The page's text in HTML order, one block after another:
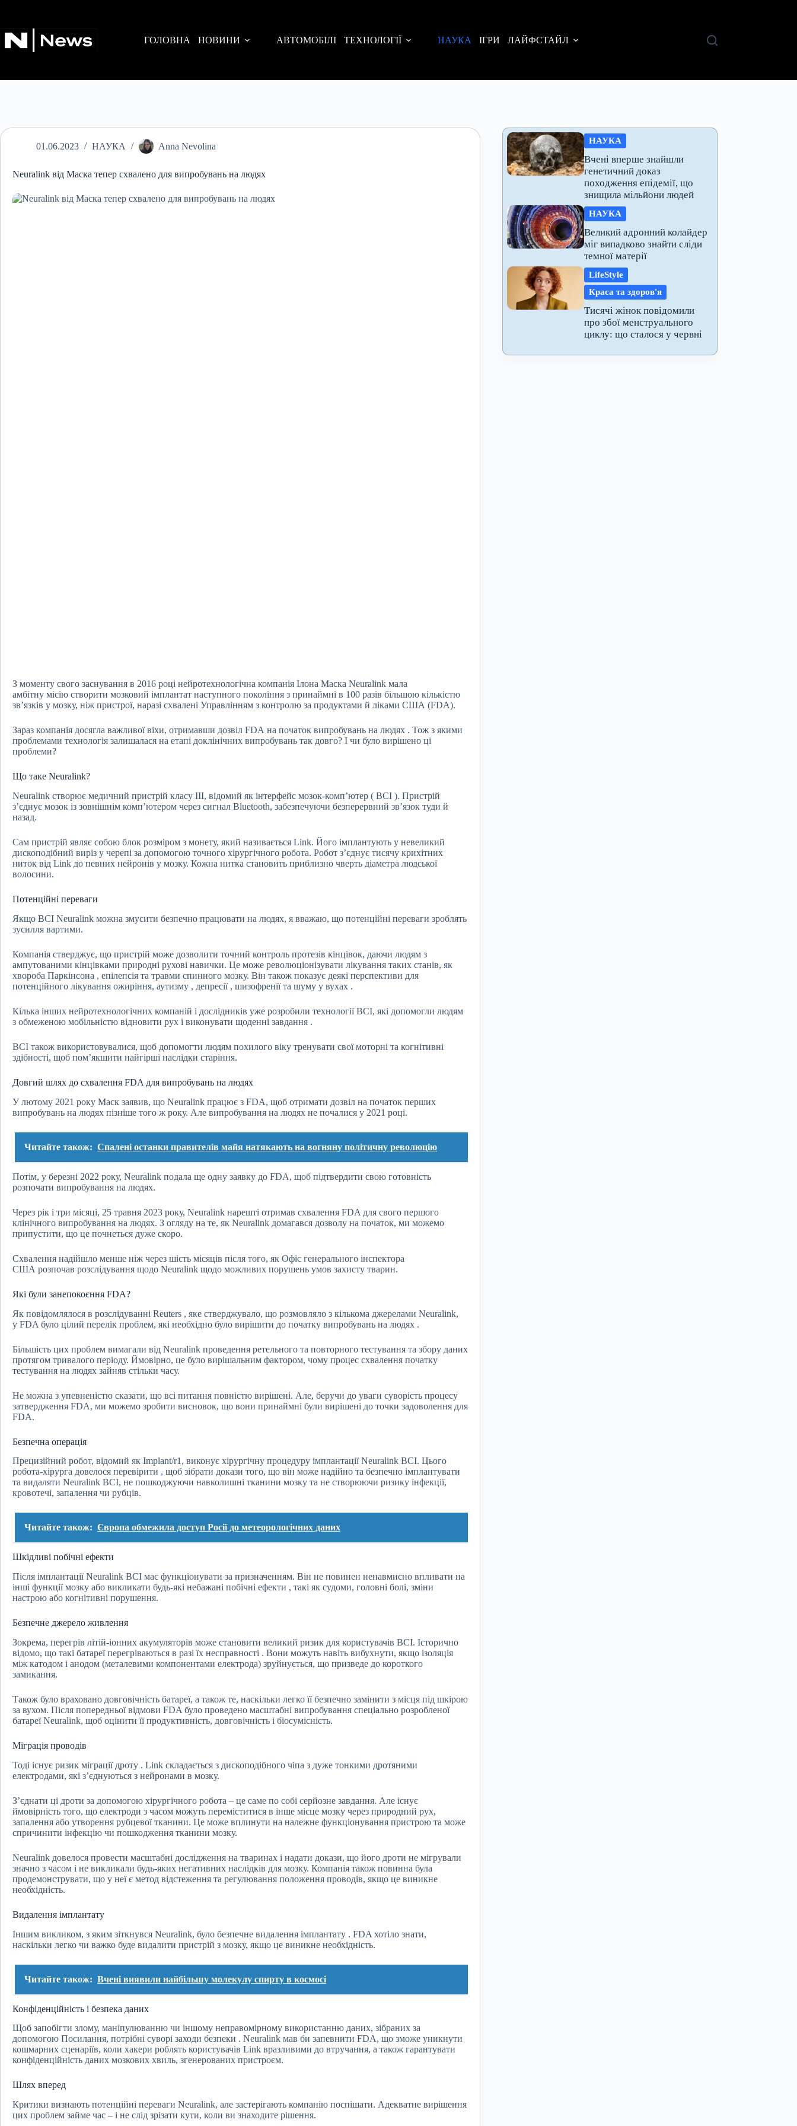
ГОЛОВНА
НОВИНИ АВТОМОБІЛІ ТЕХНОЛОГІЇ НАУКА ІГРИ ЛАЙФСТАЙЛ
01.06.2023 НАУКА Anna Nevolina
Neuralink від Маска тепер схвалено для випробувань на людях
З моменту свого заснування в 2016 році нейротехнологічна компанія Ілона Маска Neuralink мала
амбітну місію створити мозковий імплантат наступного покоління з принаймні в 100 разів більшою кількістю
зв’язків у мозку, ніж пристрої, наразі схвалені Управлінням з контролю за продуктами й ліками США (FDA).
Зараз компанія досягла важливої ​​віхи, отримавши дозвіл FDA на початок випробувань на людях . Тож з якими
проблемами технологія залишалася на етапі доклінічних випробувань так довго? І чи було вирішено ці
проблеми?
Що таке Neuralink?
Neuralink створює медичний пристрій класу III, відомий як інтерфейс мозок-комп’ютер ( BCI ). Пристрій
з’єднує мозок із зовнішнім комп’ютером через сигнал Bluetooth, забезпечуючи безперервний зв’язок туди й
назад.
Сам пристрій являє собою блок розміром з монету, який називається Link. Його імплантують у невеликий
дископодібний виріз у черепі за допомогою точного хірургічного робота. Робот з’єднує тисячу крихітних
ниток від Link до певних нейронів у мозку. Кожна нитка становить приблизно чверть діаметра людської
волосини.
Потенційні переваги
Якщо BCI Neuralink можна змусити безпечно працювати на людях, я вважаю, що потенційні переваги зроблять
зусилля вартими.
Компанія стверджує, що пристрій може дозволити точний контроль протезів кінцівок, даючи людям з
ампутованими кінцівками природні рухові навички. Це може революціонізувати лікування таких станів, як
хвороба Паркінсона , епілепсія та травми спинного мозку. Він також показує деякі перспективи для
потенційного лікування ожиріння, аутизму , депресії , шизофренії та шуму у вухах .
Кілька інших нейротехнологічних компаній і дослідників уже розробили технології BCI, які допомогли людям
з обмеженою мобільністю відновити рух і виконувати щоденні завдання .
BCI також використовувалися, щоб допомогти людям похилого віку тренувати свої моторні та когнітивні
здібності, щоб пом’якшити найгірші наслідки старіння.
Довгий шлях до схвалення FDA для випробувань на людях
У лютому 2021 року Маск заявив, що Neuralink працює з FDA, щоб отримати дозвіл на початок перших
випробувань на людях пізніше того ж року. Але випробування на людях не почалися у 2021 році.
Читайте також: Спалені останки правителів майя натякають на вогняну політичну революцію
Потім, у березні 2022 року, Neuralink подала ще одну заявку до FDA, щоб підтвердити свою готовність
розпочати випробування на людях.
Через рік і три місяці, 25 травня 2023 року, Neuralink нарешті отримав схвалення FDA для свого першого
клінічного випробування на людях. З огляду на те, як Neuralink домагався дозволу на початок, ми можемо
припустити, що це почнеться дуже скоро.
Схвалення надійшло менше ніж через шість місяців після того, як Офіс генерального інспектора
США розпочав розслідування щодо Neuralink щодо можливих порушень умов захисту тварин.
Які були занепокоєння FDA?
Як повідомлялося в розслідуванні Reuters , яке стверджувало, що розмовляло з кількома джерелами Neuralink,
у FDA було цілий перелік проблем, які необхідно було вирішити до початку випробувань на людях .
Більшість цих проблем вимагали від Neuralink проведення ретельного та повторного тестування та збору даних
протягом тривалого періоду. Ймовірно, це було вирішальним фактором, чому процес схвалення початку
тестування на людях зайняв стільки часу.
Не можна з упевненістю сказати, що всі питання повністю вирішені. Але, беручи до уваги суворість процесу
затвердження FDA, ми можемо зробити висновок, що вони принаймні були вирішені до точки задоволення для
FDA.
Безпечна операція
Прецизійний робот, відомий як Implant/r1, виконує хірургічну процедуру імплантації Neuralink BCI. Цього
робота-хірурга довелося перевірити , щоб зібрати докази того, що він може надійно та безпечно імплантувати
та видаляти Neuralink BCI, не пошкоджуючи навколишні тканини мозку та не створюючи ризику інфекції,
кровотечі, запалення чи рубців.
Читайте також: Європа обмежила доступ Росії до метеорологічних даних
Шкідливі побічні ефекти
Після імплантації Neuralink BCI має функціонувати за призначенням. Він не повинен ненавмисно впливати на
інші функції мозку або викликати будь-які небажані побічні ефекти , такі як судоми, головні болі, зміни
настрою або когнітивні порушення.
Безпечне джерело живлення
Зокрема, перегрів літій-іонних акумуляторів може становити великий ризик для користувачів BCI. Історично
відомо, що такі батареї перегріваються в разі їх несправності . Вони можуть навіть вибухнути, якщо ізоляція
між катодом і анодом (металевими компонентами електрода) зруйнується, що призведе до короткого
замикання.
Також було враховано довговічність батареї, а також те, наскільки легко її безпечно замінити з місця під шкірою
за вухом. Після попередньої відмови FDA було проведено масштабні випробування спеціально розробленої
батареї Neuralink, щоб оцінити її продуктивність, довговічність і біосумісність.
Міграція проводів
Тоді існує ризик міграції дроту . Link складається з дископодібного чіпа з дуже тонкими дротяними
електродами, які з’єднуються з нейронами в мозку.
З’єднати ці дроти за допомогою хірургічного робота – це саме по собі серйозне завдання. Але існує
ймовірність того, що електроди з часом можуть переміститися в інше місце мозку через природний рух,
запалення або утворення рубцевої тканини. Це може вплинути на належне функціонування пристрою та може
спричинити інфекцію чи пошкодження тканини мозку.
Neuralink довелося провести масштабні дослідження на тваринах і надати докази, що його дроти не мігрували
значно з часом і не викликали будь-яких негативних наслідків для мозку. Компанія також повинна була
продемонструвати, що у неї є метод відстеження та регулювання положення проводів, якщо це виникне
необхідність.
Видалення імплантату
Іншим викликом, з яким зіткнувся Neuralink, було безпечне видалення імплантату . FDA хотіло знати,
наскільки легко чи важко буде видалити пристрій з мозку, якщо це виникне необхідність.
Читайте також: Вчені виявили найбільшу молекулу спирту в космосі
Конфіденційність і безпека даних
Щоб запобігти злому, маніпулюванню чи іншому неправомірному використанню даних, зібраних за
допомогою Посилання, потрібні суворі заходи безпеки . Neuralink мав би запевнити FDA, що зможе уникнути
кошмарних сценаріїв, коли хакери роблять користувачів Link вразливими до втручання, а також гарантувати
конфіденційність даних мозкових хвиль, згенерованих пристроєм.
Шлях вперед
Критики визнають потенційні переваги Neuralink, але застерігають компанію поспішати. Адекватне вирішення
цих проблем займе час – і не слід зрізати кути, коли ви знаходите рішення.
НАУКА
Вчені вперше знайшли
генетичний доказ
походження епідемії, що
знищила мільйони людей
НАУКА
Великий адронний колайдер
міг випадково знайти сліди
темної матерії
LifeStyle
Краса та здоров'я
Тисячі жінок повідомили
про збої менструального
циклу: що сталося у червні